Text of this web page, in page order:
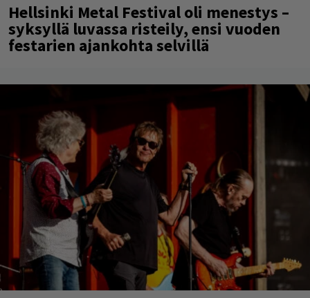
Hellsinki Metal Festival oli menestys –
syksyllä luvassa risteily, ensi vuoden
festarien ajankohta selvillä